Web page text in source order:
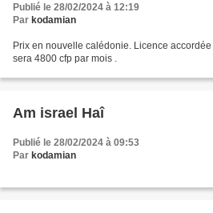
Publié le 28/02/2024 à 12:19
Par kodamian
Prix en nouvelle calédonie. Licence
sera 4800 cfp par mois .
Am israel Haî
Publié le 28/02/2024 à 09:53
Par kodamian